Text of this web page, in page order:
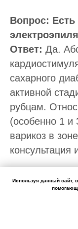
Вопрос: Есть
Ответ: Да.
сахарного
активной
рубцам.
(особенно 1 и
варикоз в
консультация
Вопрос:
В
Используя данный сайт,